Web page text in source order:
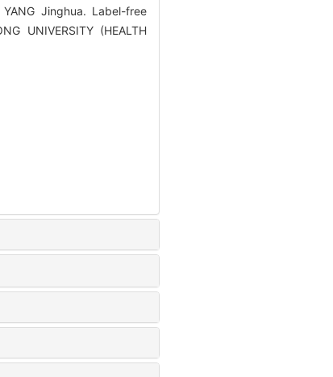
Jinghua. Label-free
UNIVERSITY (HEALTH